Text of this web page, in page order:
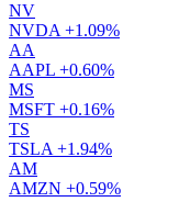
NV
NVDA +1.09%
AA
AAPL +0.60%
MS
MSFT +0.16%
TS
TSLA +1.94%
AM
AMZN +0.59%